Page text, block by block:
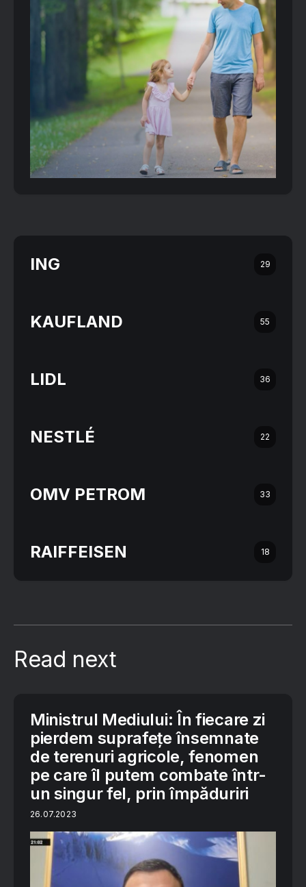
ING 29
KAUFLAND 55
LIDL 36
NESTLÉ 22
OMV PETROM 33
RAIFFEISEN 18
Read next
Ministrul Mediului: În fiecare zi
pierdem suprafețe însemnate
de terenuri agricole, fenomen
pe care îl putem combate într-
un singur fel, prin împăduriri
26.07.2023